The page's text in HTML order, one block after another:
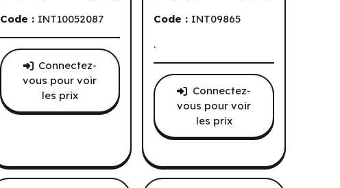
Code : INT10052087
Connectez-
vous pour voir
les prix
Code : INT09865
.
Connectez-
vous pour voir
les prix